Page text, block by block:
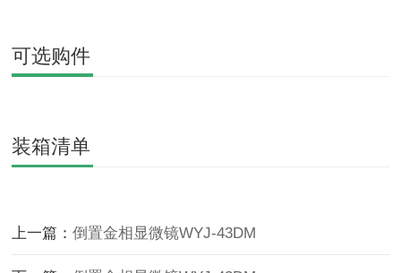
可选购件
装箱清单
上一篇：倒置金相显微镜WYJ-43DM